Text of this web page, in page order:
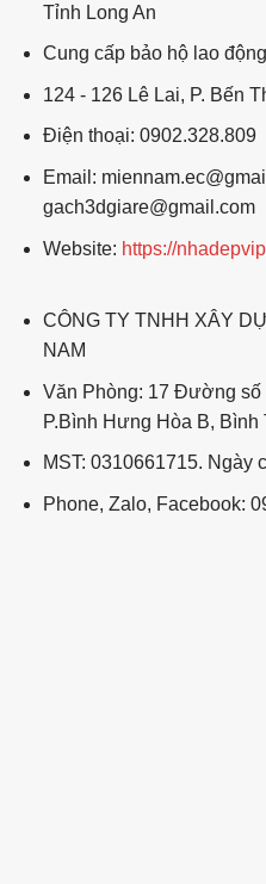
Tỉnh Long An
Cung cấp bảo hộ lao
124 - 126 Lê Lai, P. Bến
Điện thoại: 0902.328.809
Email:
gach3dgiare@gmail.com
Website: https://
CÔNG TY TNHH XÂY
NAM
Văn Phòng: 17 Đường số
P.Bình Hưng Hòa B, Bình
MST: 0310661715. Ngày
Phone, Zalo, Facebook: